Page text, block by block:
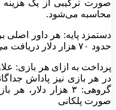
صورت ترکیبی از یک هزینه
محاسبه می‌شود.
دستمزد پایه: هر داور اصلی
حدود ۷۰ هزار دلار دریافت می‌کند.
پرداخت به ازای هر بازی:
در هر بازی نیز پاداش
صورت پلکانی